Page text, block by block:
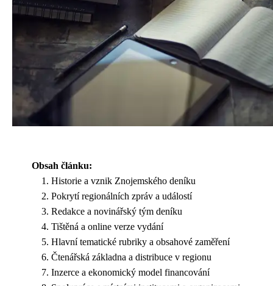
Obsah článku:
Historie a vznik Znojemského deníku
Pokrytí regionálních zpráv a událostí
Redakce a novinářský tým deníku
Tištěná a online verze vydání
Hlavní tematické rubriky a obsahové zaměření
Čtenářská základna a distribuce v regionu
Inzerce a ekonomický model financování